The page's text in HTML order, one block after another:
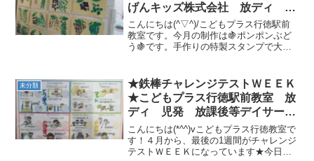
げんキッズ株式会社 放ディ 児
発 放課後等デイサービス 児童
発達支援事業 無料送迎 発達障
害 運動療育 行徳 行徳駅前
篠崎 瑞江 春江町 体幹
ダウン症 ADHD
こんにちは(^▽^)/こどもプラス行徳駅前
教室です。今月の制作は🍇ポンポンぶど
う🍇です。手作りの特製スタンプで大き
来上がっています。こどもプラスでブド
ウ狩りがしたくなっ...
未分類
★鉄棒チャレンジテストＷＥＥＫ
★こどもプラス行徳駅前教室 放
ディ 児発 放課後等デイサービ
ス 児童発達支援事業 無料送
迎 発達障害 運動療育 行
徳 行徳駅前 南行徳 妙典 市
こんにちは(*^^)vこどもプラス行徳教室で
す！４月から、最後の1週間がチャレンジ
テストＷＥＥＫになっています★今日も